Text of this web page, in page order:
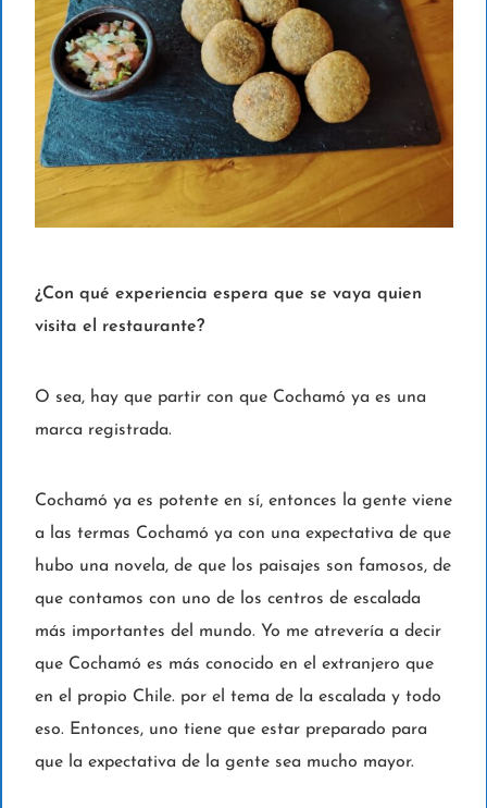
¿Con qué experiencia espera que se vaya quien
visita el restaurante?
O sea, hay que partir con que Cochamó ya es una
marca registrada.
Cochamó ya es potente en sí, entonces la gente viene
a las termas Cochamó ya con una expectativa de que
hubo una novela, de que los paisajes son famosos, de
que contamos con uno de los centros de escalada
más importantes del mundo. Yo me atrevería a decir
que Cochamó es más conocido en el extranjero que
en el propio Chile. por el tema de la escalada y todo
eso. Entonces, uno tiene que estar preparado para
que la expectativa de la gente sea mucho mayor.